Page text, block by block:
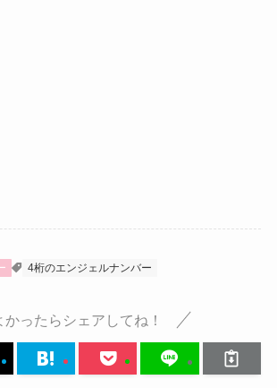
4桁のエンジェルナンバー
かったらシェアしてね！